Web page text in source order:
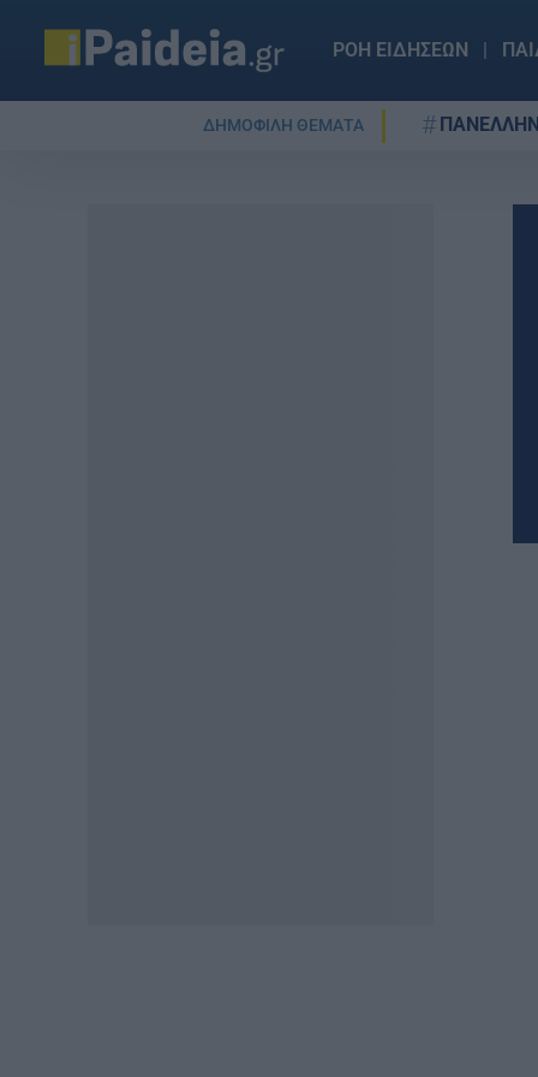
ΡΟΗ ΕΙΔΗΣΕΩΝ
ΔΗΜΟΦΙΛΗ ΘΕΜΑΤΑ